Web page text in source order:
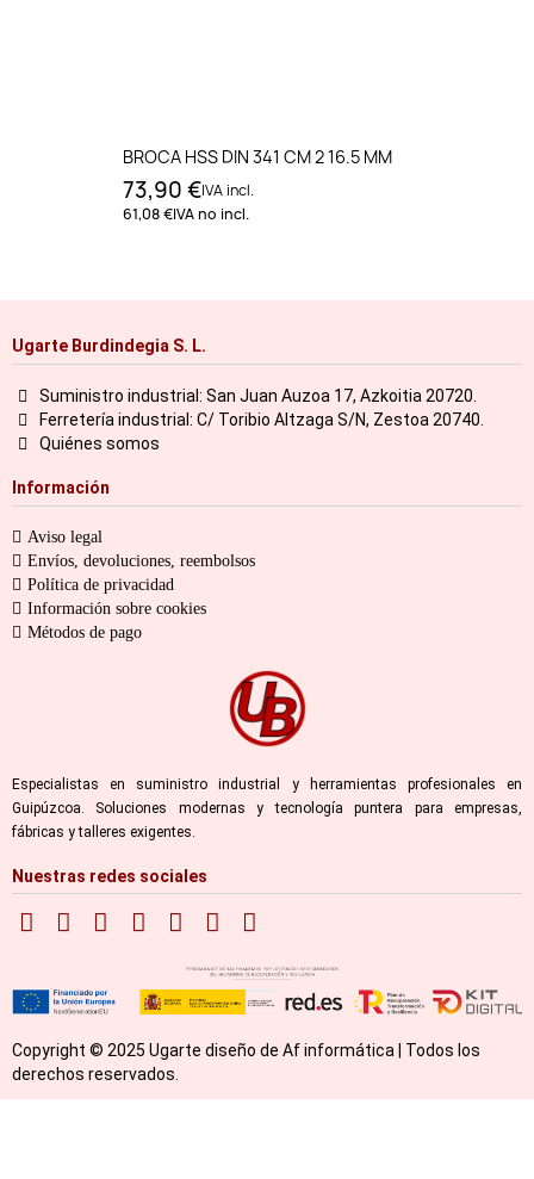
BROCA HSS DIN 341 CM 2 16.5 MM
73,90 €IVA incl.
61,08 €IVA no incl.
Ugarte Burdindegia S. L.
Suministro industrial: San Juan Auzoa 17, Azkoitia 20720.
Ferretería industrial: C/ Toribio Altzaga S/N, Zestoa 20740.
Quiénes somos
Información
Aviso legal
Envíos, devoluciones, reembolsos
Política de privacidad
Información sobre cookies
Métodos de pago
Especialistas en suministro industrial y herramientas profesionales en
Guipúzcoa. Soluciones modernas y tecnología puntera para empresas,
fábricas y talleres exigentes.
Nuestras redes sociales
Copyright © 2025 Ugarte diseño de Af informática | Todos los
derechos reservados.